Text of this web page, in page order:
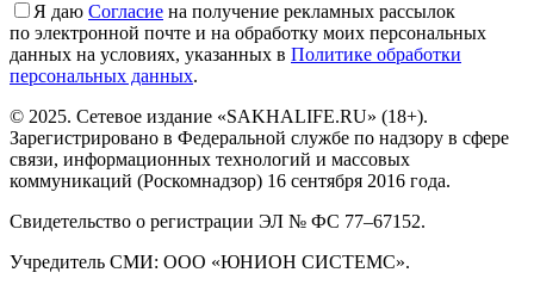
Я даю Cогласие на получение рекламных рассылок
по электронной почте и на обработку моих персональных
данных на условиях, указанных в Политике обработки
персональных данных.
© 2025. Сетевое издание «SAKHALIFE.RU» (18+).
Зарегистрировано в Федеральной службе по надзору в сфере
связи, информационных технологий и массовых
коммуникаций (Роскомнадзор) 16 сентября 2016 года.
Свидетельство о регистрации ЭЛ № ФС 77–67152.
Учредитель СМИ: ООО «ЮНИОН СИСТЕМС».